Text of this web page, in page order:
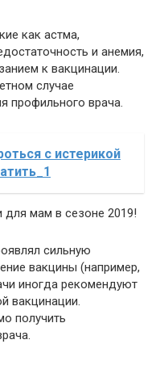
как астма,
и анемия,
к вакцинации.
случае
профильного врача.
с истерикой
для мам в сезоне 2019!
сильную
вакцины (например,
иногда рекомендуют
вакцинации.
получить